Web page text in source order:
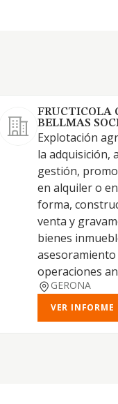
FRUCTICOLA
BELLMAS
Explotación
la adquisición,
gestión,
en alquiler o
forma,
venta y
bienes
operaciones
GERONA
VER INFORME